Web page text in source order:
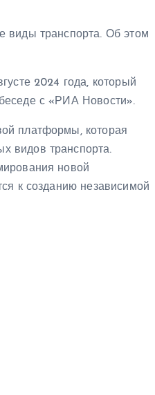
виды транспорта. Об этом
2024 года, который
с «РИА Новости».
платформы, которая
видов транспорта.
новой
к созданию независимой